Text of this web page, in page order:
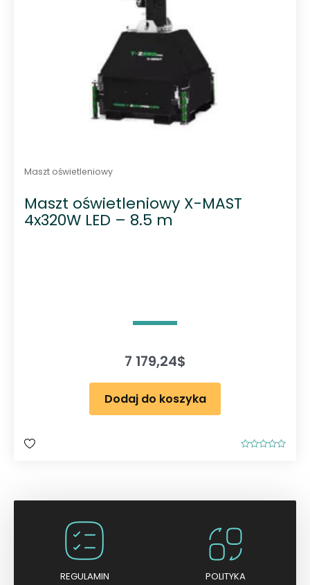
Maszt oświetleniowy
Maszt oświetleniowy X-MAST
4x320W LED – 8.5 m
n
a
5
7 179,24$
Dodaj do koszyka
REGULAMIN
POLITYKA